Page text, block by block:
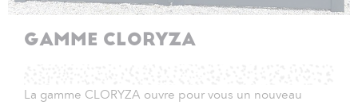
GAMME CLORYZA
La gamme CLORYZA ouvre pour vous un nouveau